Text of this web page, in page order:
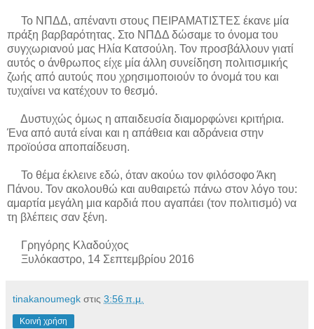
Το ΝΠΔΔ, απέναντι στους ΠΕΙΡΑΜΑΤΙΣΤΕΣ έκανε μία
πράξη βαρβαρότητας. Στο ΝΠΔΔ δώσαμε το όνομα του
συγχωριανού μας Ηλία Κατσούλη. Τον προσβάλλουν γιατί
αυτός ο άνθρωπος είχε μία άλλη συνείδηση πολιτισμικής
ζωής από αυτούς που χρησιμοποιούν το όνομά του και
τυχαίνει να κατέχουν το θεσμό.
Δυστυχώς όμως η απαιδευσία διαμορφώνει κριτήρια.
Ένα από αυτά είναι και η απάθεια και αδράνεια στην
προϊούσα αποπαίδευση.
Το θέμα έκλεινε εδώ, όταν ακούω τον φιλόσοφο Άκη
Πάνου. Τον ακολουθώ και αυθαιρετώ πάνω στον λόγο του:
αμαρτία μεγάλη μια καρδιά που αγαπάει (τον πολιτισμό) να
τη βλέπεις σαν ξένη.
Γρηγόρης Κλαδούχος
Ξυλόκαστρο, 14 Σεπτεμβρίου 2016
tinakanoumegk στις 3:56 π.μ.
Κοινή χρήση